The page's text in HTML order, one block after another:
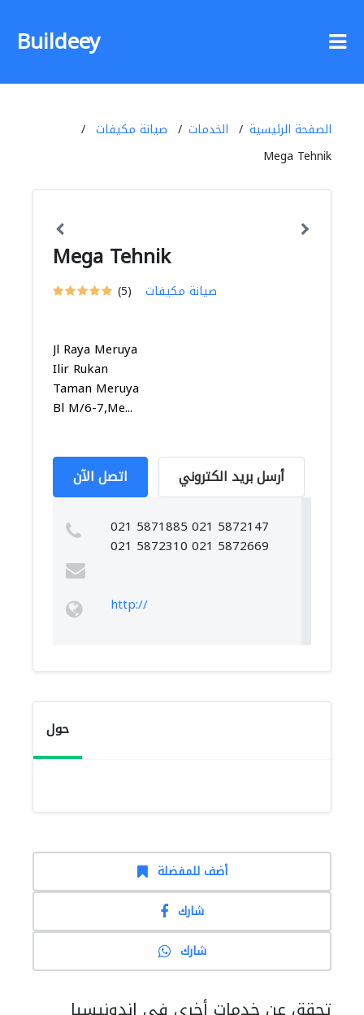
Buildeey
الصفحة الرئيسية الخدمات
صيانة مكيفات
Mega Tehnik
Mega Tehnik
(5) صيانة مكيفات
Jl Raya Meruya
Ilir Rukan
Taman Meruya
Bl M/6-7,Me...
اتصل الآن أرسل بريد الكتروني
021 5871885 021 5872147
021 5872310 021 5872669
http://
حول
أضف للمفضلة
شارك
شارك